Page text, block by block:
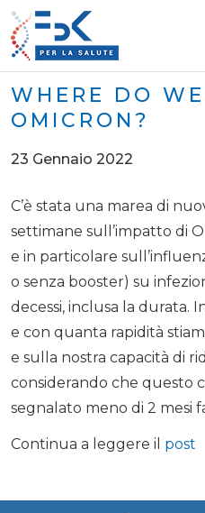
WHERE DO
OMICRON?
23 Gennaio 2022
C’è stata una marea di
settimane sull’impatto di
e in particolare
o senza booster) su
decessi, inclusa la durata.
e con quanta rapidità
e sulla nostra capacità di
considerando che questo
segnalato meno di 2 mesi
Continua a leggere il post